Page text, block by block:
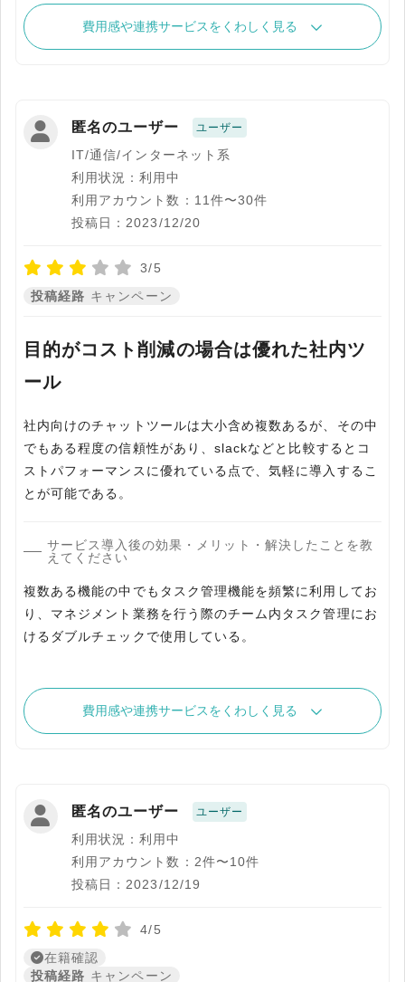
費用感や連携サービスをくわしく見る
匿名のユーザー ユーザー
IT/通信/インターネット系
利用状況：利用中
利用アカウント数：11件〜30件
投稿日：2023/12/20
3/5
投稿経路 キャンペーン
目的がコスト削減の場合は優れた社内ツ
ール
社内向けのチャットツールは大小含め複数あるが、その中
でもある程度の信頼性があり、slackなどと比較するとコ
ストパフォーマンスに優れている点で、気軽に導入するこ
とが可能である。
サービス導入後の効果・メリット・解決したことを教
えてください
複数ある機能の中でもタスク管理機能を頻繁に利用してお
り、マネジメント業務を行う際のチーム内タスク管理にお
けるダブルチェックで使用している。
費用感や連携サービスをくわしく見る
匿名のユーザー ユーザー
利用状況：利用中
利用アカウント数：2件〜10件
投稿日：2023/12/19
4/5
在籍確認
投稿経路 キャンペーン